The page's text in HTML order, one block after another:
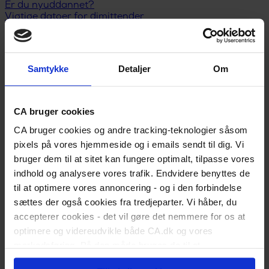
Samtykke Detaljer Om
CA bruger cookies
CA bruger cookies og andre tracking-teknologier såsom
pixels på vores hjemmeside og i emails sendt til dig. Vi
bruger dem til at sitet kan fungere optimalt, tilpasse vores
indhold og analysere vores trafik. Endvidere benyttes de
til at optimere vores annoncering - og i den forbindelse
sættes der også cookies fra tredjeparter. Vi håber, du
accepterer cookies - det vil gøre det nemmere for os at
optimere og videreudvikle både CA.dk og vores
personalisere indhold til dig, herunder på vores
Er du nyuddannet?
Vigtige datoer for dimittender
Skift status til nyuddannet
Karriereguide
Land dit første job
Kickstart din karriere
Karriererådgivning
Trivsel og arbejdsglæde
Karriereplan
Kompetenceudvikling
Karriereskift
Inspiration til jobsøgning
Selvstændig/freelancer
Ledelse
Ansættelsesforhold
Ledig
Meld dig ledig
Er du blevet opsagt?
Har du selv sagt op?
Dagpengeregler
Dagpengeberegner